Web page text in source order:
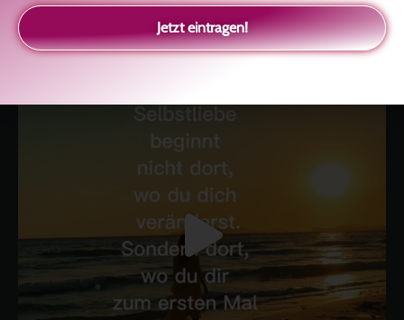
glückliche Beziehung-The Master KeyAsha und Marie-Luise
SisterloveJetzt eintragen!